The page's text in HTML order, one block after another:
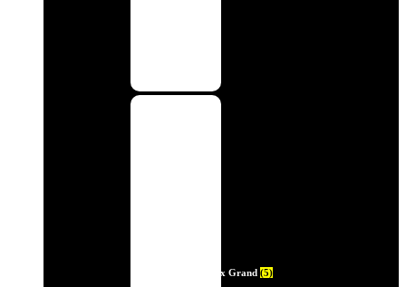
Deux Grand (5)